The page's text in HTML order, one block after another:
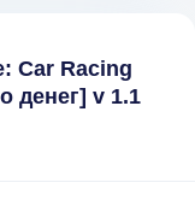
Car Racing
денег] v 1.1